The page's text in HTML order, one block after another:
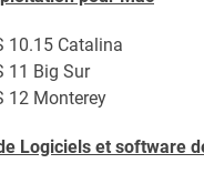
10.15 Catalina
11 Big Sur
12 Monterey
Logiciels et software